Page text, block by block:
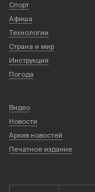
Спорт
Афиша
Технологии
Страна и мир
Инструкция
Погода
Видео
Новости
Архив новостей
Печатное издание